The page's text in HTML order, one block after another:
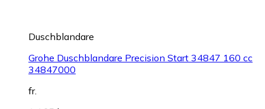
Duschblandare
Grohe Duschblandare Precision Start 34847 160 cc
34847000
fr.